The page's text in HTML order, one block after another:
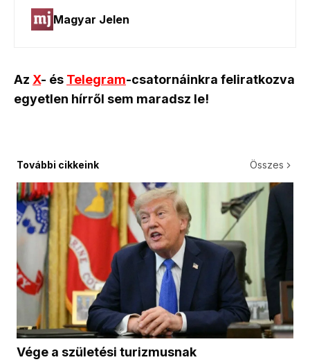
Az X- és Telegram-csatornáinkra feliratkozva
egyetlen hírről sem maradsz le!
További cikkeink Összes
Vége a születési turizmusnak